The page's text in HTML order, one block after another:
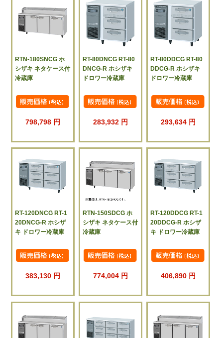
RTN-180SNCG ホ
シザキ ネタケース付
冷蔵庫
798,798 円
RT-80DNCG RT-80
DNCG-R ホシザキ
ドロワー冷蔵庫
283,932 円
RT-80DDCG RT-80
DDCG-R ホシザキ
ドロワー冷蔵庫
293,634 円
RT-120DNCG RT-1
20DNCG-R ホシザ
キ ドロワー冷蔵庫
383,130 円
RTN-150SDCG ホ
シザキ ネタケース付
冷蔵庫
774,004 円
RT-120DDCG RT-1
20DDCG-R ホシザ
キ ドロワー冷蔵庫
406,890 円